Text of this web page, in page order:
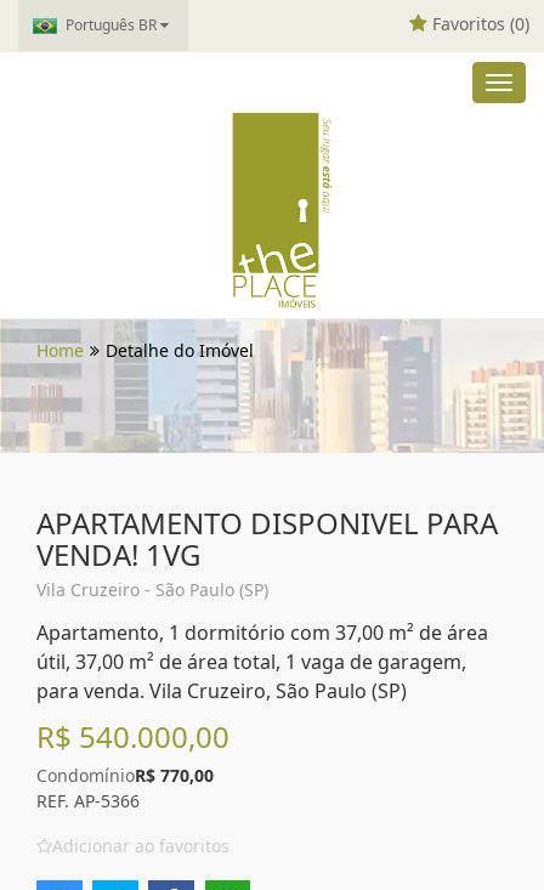
Português BR Favoritos (0)
Home Detalhe do Imóvel
APARTAMENTO DISPONIVEL PARA
VENDA! 1VG
Vila Cruzeiro - São Paulo (SP)
Apartamento, 1 dormitório com 37,00 m² de área
útil, 37,00 m² de área total, 1 vaga de garagem,
para venda. Vila Cruzeiro, São Paulo (SP)
R$ 540.000,00
CondomínioR$ 770,00
REF. AP-5366
Adicionar ao favoritos